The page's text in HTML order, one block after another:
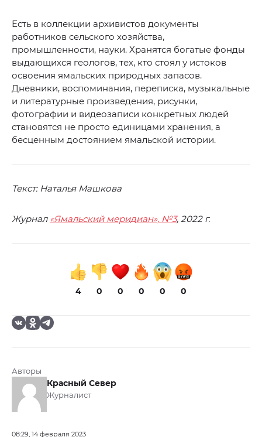
Есть в коллекции архивистов документы
работников сельского хозяйства,
промышленности, науки. Хранятся богатые фонды
выдающихся геологов, тех, кто стоял у истоков
освоения ямальских природных запасов.
Дневники, воспоминания, переписка, музыкальные
и литературные произведения, рисунки,
фотографии и видеозаписи конкретных людей
становятся не просто единицами хранения, а
бесценным достоянием ямальской истории.
Текст: Наталья Машкова
Журнал «Ямальский меридиан», №3, 2022 г.
4 0 0 0 0 0
Авторы
Красный Север
Журналист
08:29, 14 февраля 2023